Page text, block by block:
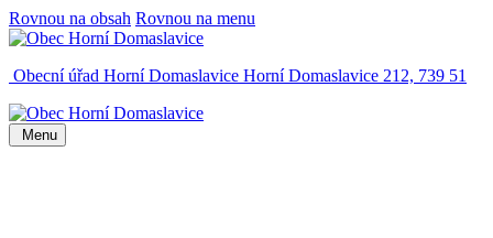
Rovnou na obsah Rovnou na menu
Obecní úřad Horní Domaslavice Horní Domaslavice 212, 739 51
Menu